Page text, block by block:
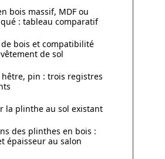
bois massif, MDF ou
: tableau comparatif
de bois et compatibilité
de sol
hêtre, pin : trois registres
la plinthe au sol existant
des plinthes en bois :
épaisseur au salon